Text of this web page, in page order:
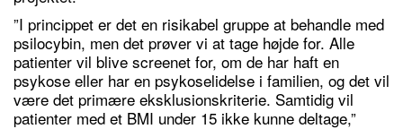
”I princippet er det en risikabel gruppe at behandle med
psilocybin, men det prøver vi at tage højde for. Alle
patienter vil blive screenet for, om de har haft en
psykose eller har en psykoselidelse i familien, og det vil
være det primære eksklusionskriterie. Samtidig vil
patienter med et BMI under 15 ikke kunne deltage,”